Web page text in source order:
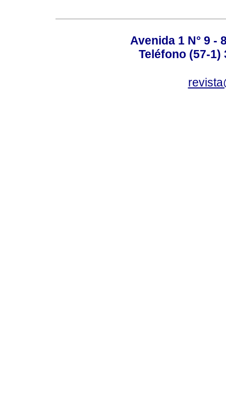
Avenida 1 N° 9 -
Teléfono (57-1)